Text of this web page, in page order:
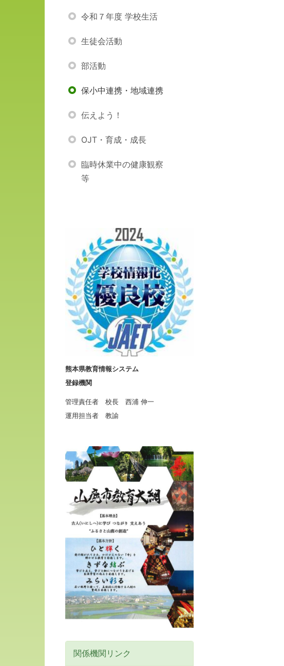
令和７年度 学校生活
生徒会活動
部活動
保小中連携・地域連携
伝えよう！
OJT・育成・成長
臨時休業中の健康観察
等
熊本県教育情報システム
登録機関
管理責任者 校長 西浦 伸一
運用担当者 教諭
関係機関リンク